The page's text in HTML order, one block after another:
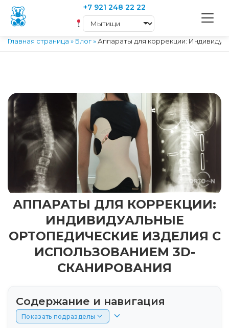
+7 921 248 22 22
Главная страница » Блог»Аппараты для коррекции:
АППАРАТЫ ДЛЯ КОРРЕКЦИИ:
ИНДИВИДУАЛЬНЫЕ
ОРТОПЕДИЧЕСКИЕ ИЗДЕЛИЯ С
ИСПОЛЬЗОВАНИЕМ 3D-
СКАНИРОВАНИЯ
Содержание и навигация
Показать подразделы